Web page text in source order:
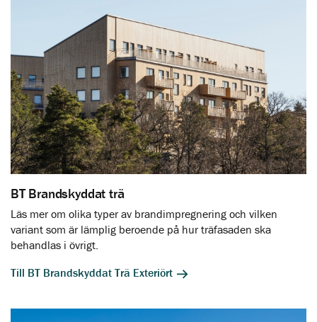
BT Brandskyddat trä
Läs mer om olika typer av brandimpregnering och vilken
variant som är lämplig beroende på hur träfasaden ska
behandlas i övrigt.
Till BT Brandskyddat Trä Exteriört